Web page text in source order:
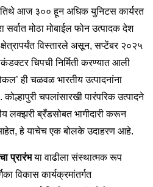
आज ३०० हून अधिक युनिटस कार्यरत
मोठा मोबाईल फोन उत्पादक देश
विस्तारले असून, सप्टेंबर २०२५
चिपची निर्मिती करण्यात आली
ही चळवळ भारतीय उत्पादनांना
चपलांसारखी पारंपरिक उत्पादने
लक्झरी ब्रँडसोबत भागीदारी करून
हे याचेच एक बोलके उदाहरण आहे.
प्रारंभया वाढीला संस्थात्मक रूप
विकास कार्यक्रमांतर्गत